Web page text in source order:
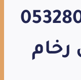
رخام